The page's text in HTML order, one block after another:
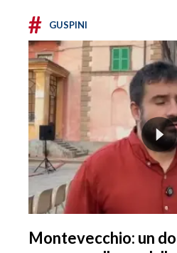
# GUSPINI
Montevecchio: un